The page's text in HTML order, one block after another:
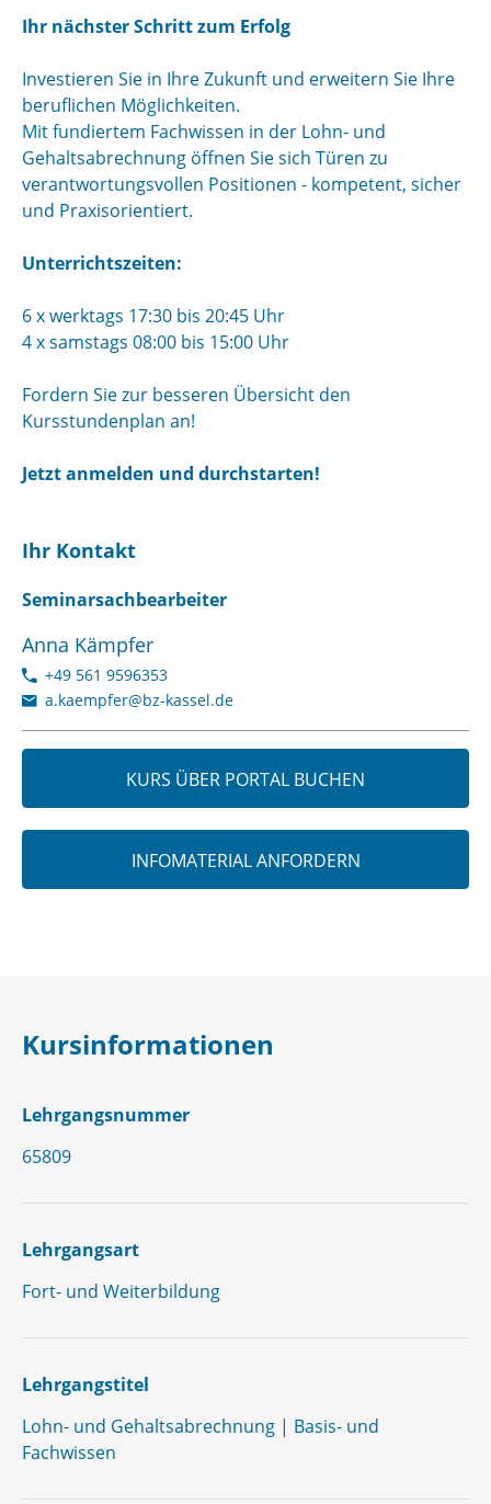
Ihr nächster Schritt zum Erfolg
Investieren Sie in Ihre Zukunft und erweitern Sie Ihre
beruflichen Möglichkeiten.
Mit fundiertem Fachwissen in der Lohn- und
Gehaltsabrechnung öffnen Sie sich Türen zu
verantwortungsvollen Positionen - kompetent, sicher
und Praxisorientiert.
Unterrichtszeiten:
6 x werktags 17:30 bis 20:45 Uhr
4 x samstags 08:00 bis 15:00 Uhr
Fordern Sie zur besseren Übersicht den
Kursstundenplan an!
Jetzt anmelden und durchstarten!
Ihr Kontakt
Seminarsachbearbeiter
Anna Kämpfer
+49 561 9596353
a.kaempfer@bz-kassel.de
KURS ÜBER PORTAL BUCHEN
INFOMATERIAL ANFORDERN
Kursinformationen
Lehrgangsnummer
65809
Lehrgangsart
Fort- und Weiterbildung
Lehrgangstitel
Lohn- und Gehaltsabrechnung | Basis- und
Fachwissen